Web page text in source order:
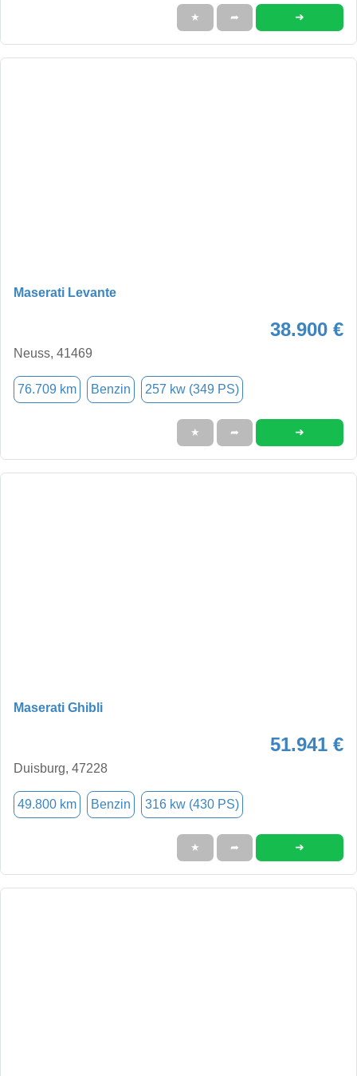
★ ➦ ➜
Maserati Levante
38.900 €
Neuss, 41469
76.709 km Benzin 257 kw (349 PS)
★ ➦ ➜
Maserati Ghibli
51.941 €
Duisburg, 47228
49.800 km Benzin 316 kw (430 PS)
★ ➦ ➜